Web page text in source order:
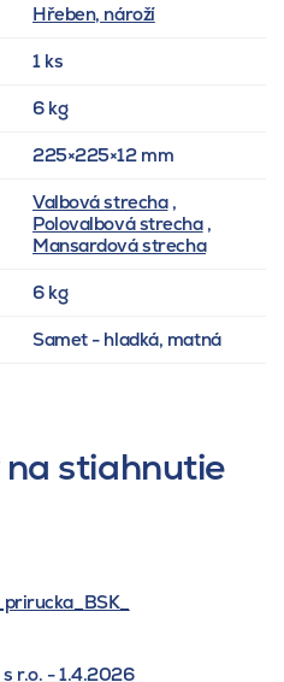
Hřeben, nároží
1 ks
6 kg
225×225×12 mm
Valbová strecha,
Polovalbová strecha,
Mansardová strecha
6 kg
Samet - hladká, matná
stiahnutie
s r.o. - 1.4.2026